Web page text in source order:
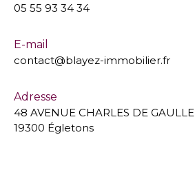
05 55 93 34 34
E-mail
contact@blayez-immobilier.fr
Adresse
48 AVENUE CHARLES DE GAULLE
19300 Égletons